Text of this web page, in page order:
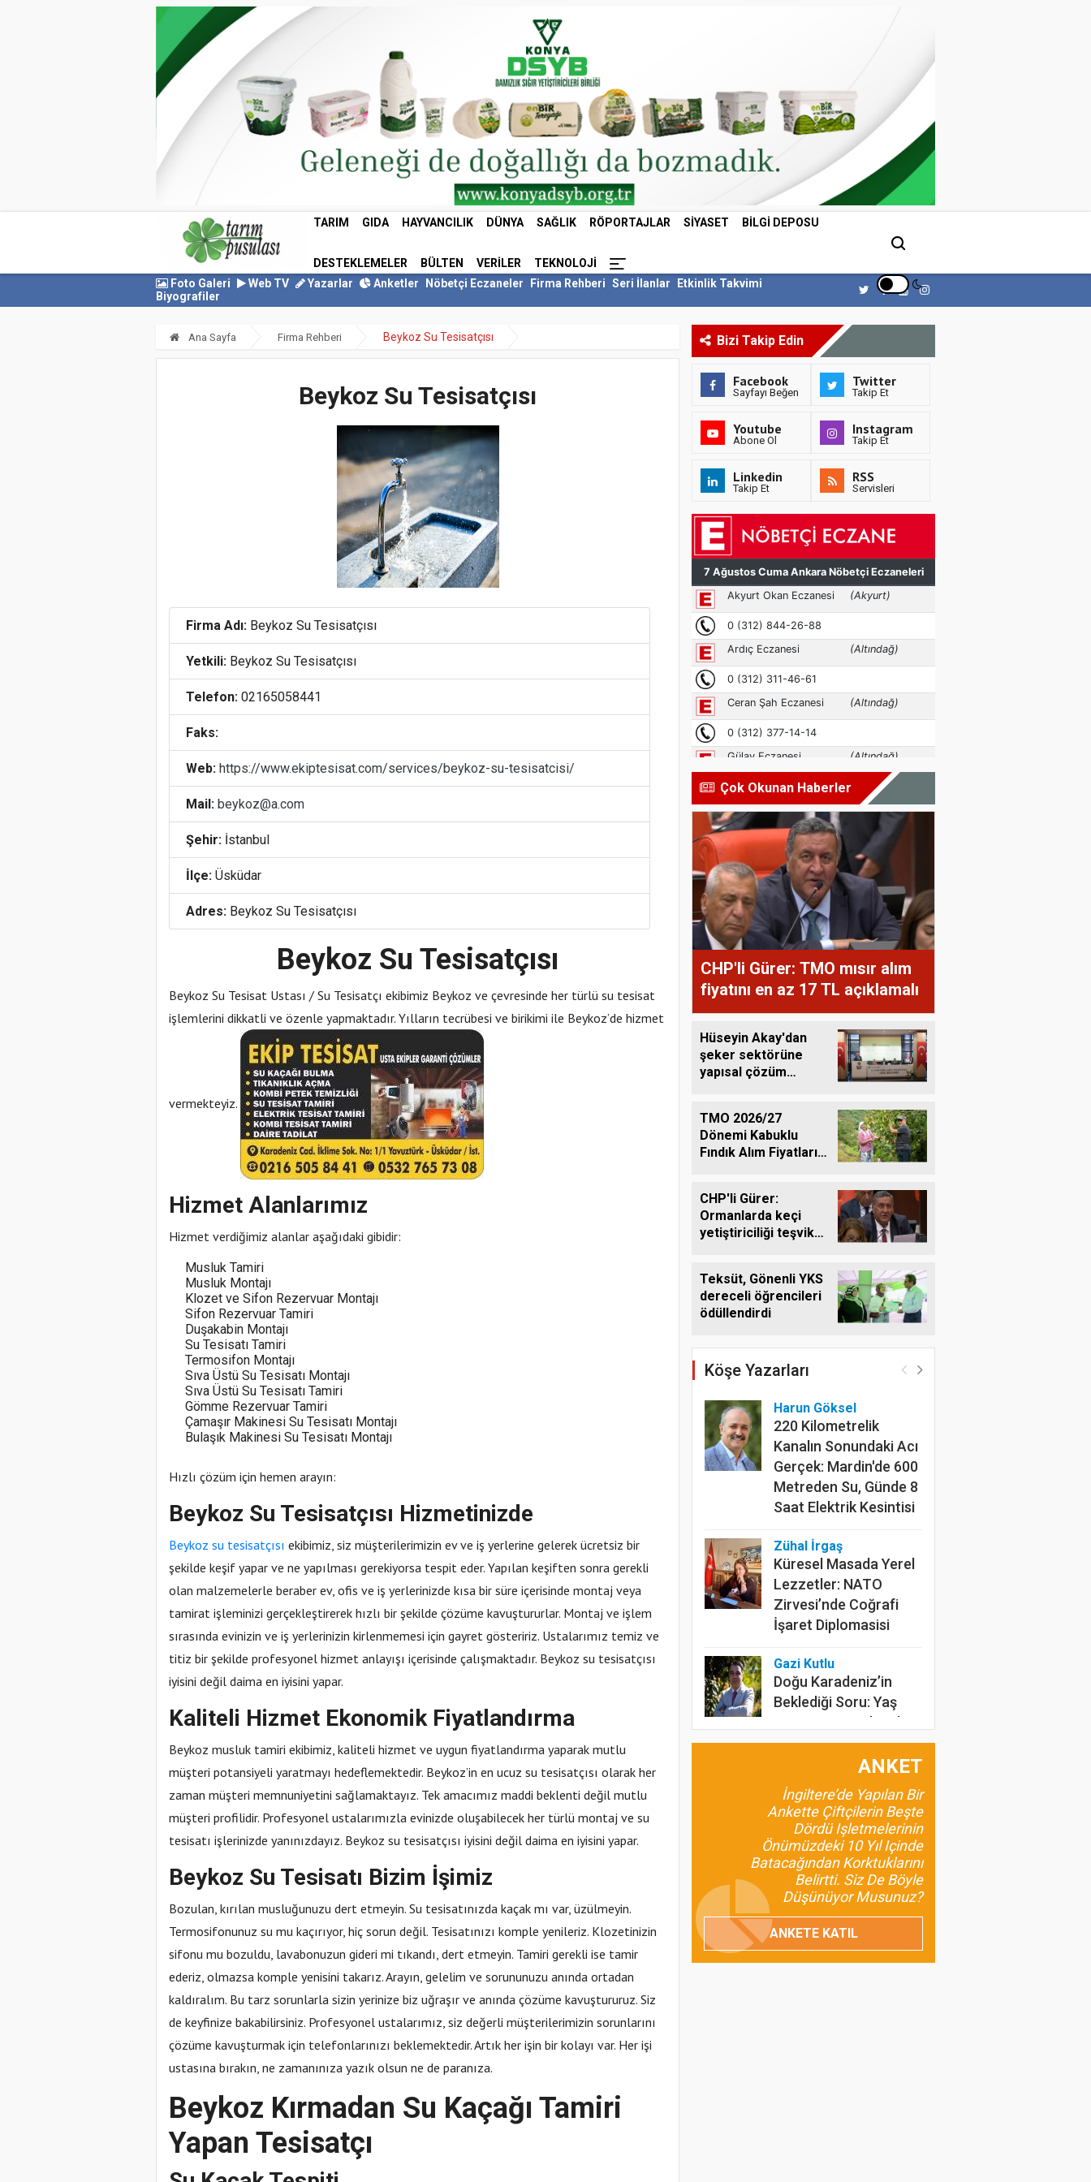
TARIM GIDA HAYVANCILIK DÜNYA SAĞLIK RÖPORTAJLAR SIYASET BILGI DEPOSU
DESTEKLEMELER BÜLTEN VERILER
TEKNOLOJI
Foto Galeri
Web TV Yazarlar Anketler Nöbetçi Eczaneler Firma Rehberi Seri İlanlar
Etkinlik Takvimi
Biyografiler
Ana Sayfa Firma Rehberi Beykoz Su Tesisatçısı
Beykoz Su Tesisatçısı
Firma Adı: Beykoz Su Tesisatçısı
Yetkili: Beykoz Su Tesisatçısı
Telefon: 02165058441
Faks:
Web: https://www.ekiptesisat.com/services/beykoz-su-tesisatcisi/
Mail: beykoz@a.com
Şehir: İstanbul
İlçe: Üsküdar
Adres: Beykoz Su Tesisatçısı
Beykoz Su Tesisatçısı
Beykoz Su Tesisat Ustası / Su Tesisatçı ekibimiz Beykoz ve çevresinde her türlü su tesisat
işlemlerini dikkatli ve özenle yapmaktadır. Yılların tecrübesi ve birikimi ile Beykoz’de hizmet
vermekteyiz.
Hizmet Alanlarımız
Hizmet verdiğimiz alanlar aşağıdaki gibidir:
Musluk Tamiri
Musluk Montajı
Klozet ve Sifon Rezervuar Montajı
Sifon Rezervuar Tamiri
Duşakabin Montajı
Su Tesisatı Tamiri
Termosifon Montajı
Sıva Üstü Su Tesisatı Montajı
Sıva Üstü Su Tesisatı Tamiri
Gömme Rezervuar Tamiri
Çamaşır Makinesi Su Tesisatı Montajı
Bulaşık Makinesi Su Tesisatı Montajı
Hızlı çözüm için hemen arayın:
Beykoz Su Tesisatçısı Hizmetinizde
Beykoz su tesisatçısı ekibimiz, siz müşterilerimizin ev ve iş yerlerine gelerek ücretsiz bir
şekilde keşif yapar ve ne yapılması gerekiyorsa tespit eder. Yapılan keşiften sonra gerekli
olan malzemelerle beraber ev, ofis ve iş yerlerinizde kısa bir süre içerisinde montaj veya
tamirat işleminizi gerçekleştirerek hızlı bir şekilde çözüme kavuştururlar. Montaj ve işlem
sırasında evinizin ve iş yerlerinizin kirlenmemesi için gayret gösteririz. Ustalarımız temiz ve
titiz bir şekilde profesyonel hizmet anlayışı içerisinde çalışmaktadır. Beykoz su tesisatçısı
iyisini değil daima en iyisini yapar.
Kaliteli Hizmet Ekonomik Fiyatlandırma
Beykoz musluk tamiri ekibimiz, kaliteli hizmet ve uygun fiyatlandırma yaparak mutlu
müşteri potansiyeli yaratmayı hedeflemektedir. Beykoz’in en ucuz su tesisatçısı olarak her
zaman müşteri memnuniyetini sağlamaktayız. Tek amacımız maddi beklenti değil mutlu
müşteri profilidir. Profesyonel ustalarımızla evinizde oluşabilecek her türlü montaj ve su
tesisatı işlerinizde yanınızdayız. Beykoz su tesisatçısı iyisini değil daima en iyisini yapar.
Beykoz Su Tesisatı Bizim İşimiz
Bozulan, kırılan musluğunuzu dert etmeyin. Su tesisatınızda kaçak mı var, üzülmeyin.
Termosifonunuz su mu kaçırıyor, hiç sorun değil. Tesisatınızı komple yenileriz. Klozetinizin
sifonu mu bozuldu, lavabonuzun gideri mi tıkandı, dert etmeyin. Tamiri gerekli ise tamir
ederiz, olmazsa komple yenisini takarız. Arayın, gelelim ve sorununuzu anında ortadan
kaldıralım. Bu tarz sorunlarla sizin yerinize biz uğraşır ve anında çözüme kavuştururuz. Siz
de keyfinize bakabilirsiniz. Profesyonel ustalarımız, siz değerli müşterilerimizin sorunlarını
çözüme kavuşturmak için telefonlarınızı beklemektedir. Artık her işin bir kolayı var. Her işi
ustasına bırakın, ne zamanınıza yazık olsun ne de paranıza.
Beykoz Kırmadan Su Kaçağı Tamiri
Yapan Tesisatçı
Bizi Takip Edin
Facebook
Sayfayı Beğen
Twitter
Takip Et
Youtube
Abone Ol
Instagram
Takip Et
Linkedin
Takip Et
RSS
Servisleri
Çok Okunan Haberler
CHP'li Gürer: TMO mısır alım
fiyatını en az 17 TL açıklamalı
Hüseyin Akay'dan
şeker sektörüne
yapısal çözüm
TMO 2026/27
Dönemi Kabuklu
Fındık Alım Fiyatlarını
CHP'li Gürer:
Ormanlarda keçi
yetiştiriciliği teşvik
Teksüt, Gönenli YKS
dereceli öğrencileri
ödüllendirdi
Köşe Yazarları
Harun Göksel
220 Kilometrelik
Kanalın Sonundaki Acı
Gerçek: Mardin'de 600
Metreden Su, Günde 8
Saat Elektrik Kesintisi
Zühal İrgaş
Küresel Masada Yerel
Lezzetler: NATO
Zirvesi’nde Coğrafi
İşaret Diplomasisi
Gazi Kutlu
Doğu Karadeniz’in
Beklediği Soru: Yaş
Çay Kaç Lira Olacak?
Tarımın İnfrasesi
Anadolu’nun Unutulan,
Günümüze Uyumlu
Değeri: Maş Fasulyesi
Prof.Dr. Bülent
Gülçubuk
Şura Kararlarının
Odaklı Olması da
Gerekir?
ANKET
İngiltere’de Yapılan Bir
Ankette Çiftçilerin Beşte
Dördü Işletmelerinin
Önümüzdeki 10 Yıl Içinde
Batacağından Korktuklarını
Belirtti. Siz De Böyle
Düşünüyor Musunuz?
ANKETE KATIL